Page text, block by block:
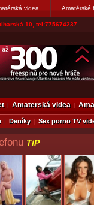
videa Amatérské
o divákovi. Napiste
Amaterská videa
Deníky Sex porno TV
TiP